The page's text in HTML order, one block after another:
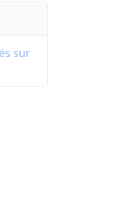
sur